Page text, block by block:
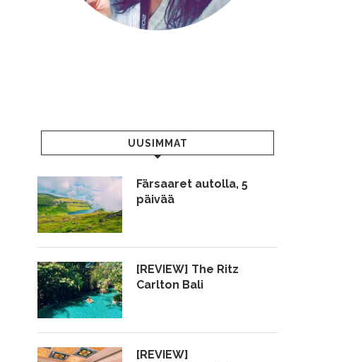
UUSIMMAT
Färsaaret autolla, 5
päivää
[REVIEW] The Ritz
Carlton Bali
[REVIEW]